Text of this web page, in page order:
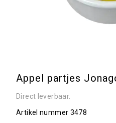
Appel partjes
Direct leverbaar.
Artikel nummer 3478